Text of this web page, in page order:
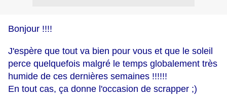
Bonjour !!!!
J'espère que tout va bien pour vous et que le soleil
perce quelquefois malgré le temps globalement très
humide de ces dernières semaines !!!!!!
En tout cas, ça donne l'occasion de scrapper ;)